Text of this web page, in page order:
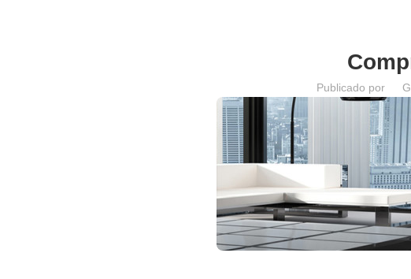
Publicado por